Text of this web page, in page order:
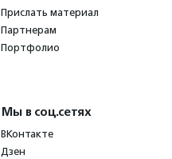
Прислать материал
Партнерам
Портфолио
Мы в соц.сетях
ВКонтакте
Дзен